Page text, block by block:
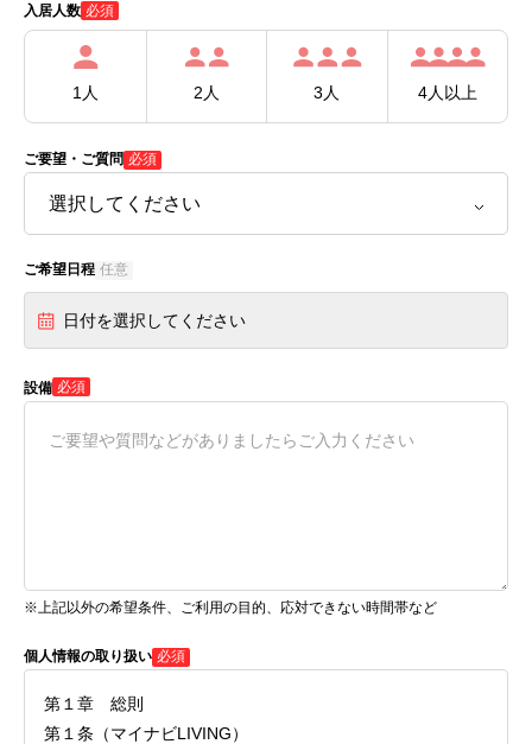
入居人数 必須
1人 2人 3人 4人以上
ご要望・ご質問 必須
ご希望日程 任意
日付を選択してください
設備 必須
※上記以外の希望条件、ご利用の目的、応対できない時間帯など
個人情報の取り扱い 必須
第１章 総則
第１条（マイナビLIVING）